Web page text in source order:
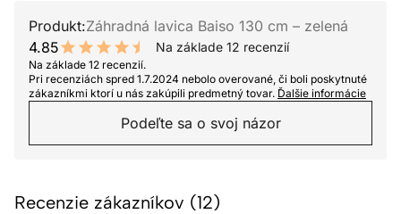
Produkt:Záhradná lavica Baiso 130 cm – zelená
4.85
9.7 out of 10 stars
Na základe 12 recenzií
Na základe 12 recenzií.
Pri recenziách spred 1.7.2024 nebolo overované, či boli poskytnuté
zákazníkmi ktorí u nás zakúpili predmetný tovar. Ďalšie informácie
Podeľte sa o svoj názor
Recenzie zákazníkov (12)